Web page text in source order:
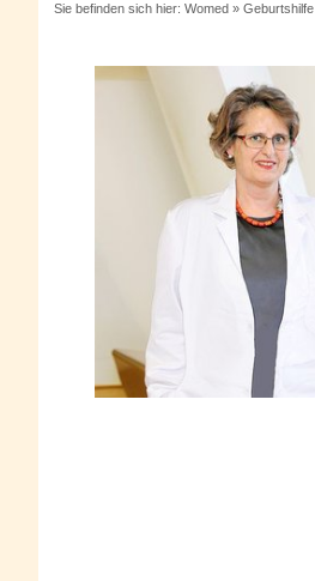
Sie befinden sich hier: Womed» Geburtshilfe